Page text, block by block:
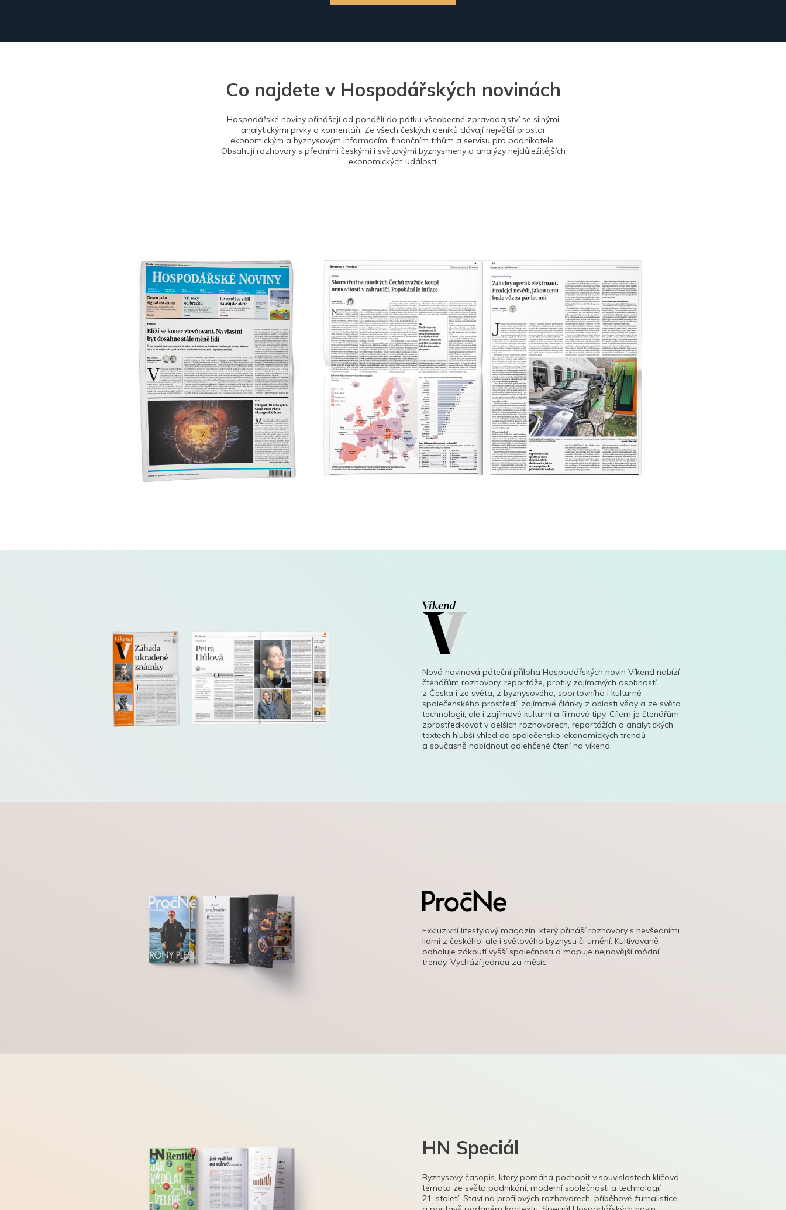
Co najdete v Hospodářských novinách
Hospodářské noviny přinášejí od pondělí do pátku všeobecné zpravodajství se silnými
analytickými prvky a komentáři. Ze všech českých deníků dávají největší prostor
ekonomickým a byznysovým informacím, finančním trhům a servisu pro podnikatele.
Obsahují rozhovory s předními českými i světovými byznysmeny a analýzy nejdůležitějších
ekonomických událostí.
Nová novinová páteční příloha Hospodářských novin Víkend nabízí
čtenářům rozhovory, reportáže, profily zajímavých osobností
z Česka i ze světa, z byznysového, sportovního i kulturně-
společenského prostředí, zajímavé články z oblasti vědy a ze světa
technologií, ale i zajímavé kulturní a filmové tipy. Cílem je čtenářům
zprostředkovat v delších rozhovorech, reportážích a analytických
textech hlubší vhled do společensko-ekonomických trendů
a současně nabídnout odlehčené čtení na víkend.
Exkluzivní lifestylový magazín, který přináší rozhovory s nevšedními
lidmi z českého, ale i světového byznysu či umění. Kultivovaně
odhaluje zákoutí vyšší společnosti a mapuje nejnovější módní
trendy. Vychází jednou za měsíc.
HN Speciál
Byznysový časopis, který pomáhá pochopit v souvislostech klíčová
témata ze světa podnikání, moderní společnosti a technologií
21. století. Staví na profilových rozhovorech, příběhové žurnalistice